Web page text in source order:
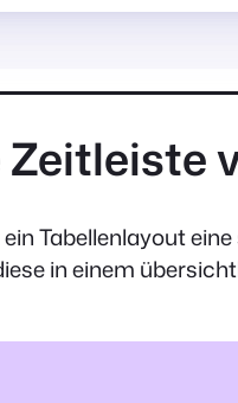
Tabellenlayout
in einem